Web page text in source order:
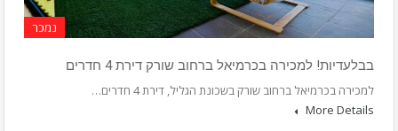
נמכר
בבלעדיות! למכירה בכרמיאל ברחוב שורק דירת 4 חדרים
למכירה בכרמיאל ברחוב שורק בשכונת הגליל, דירת 4 חדרים…
More Details